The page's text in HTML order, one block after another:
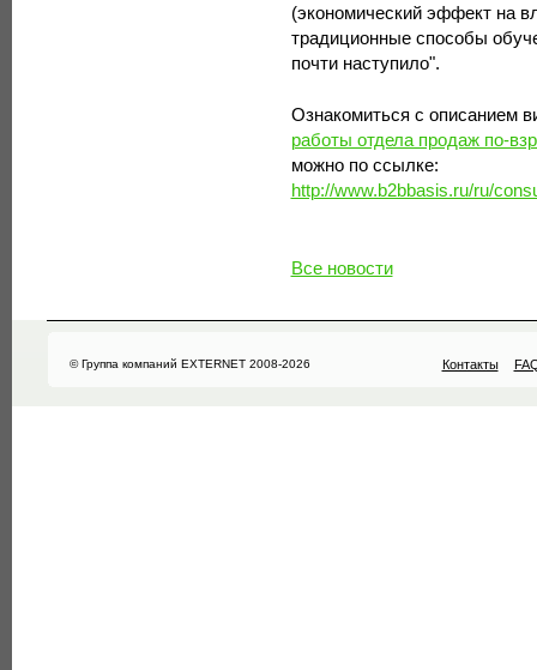
(экономический эффект на
традиционные способы
почти наступило".
Ознакомиться с описанием
работы отдела продаж по-
можно по ссылке:
http://www.b2bbasis.ru/ru/
Все новости
© Группа компаний EXTERNET 2008-2026 Контакты